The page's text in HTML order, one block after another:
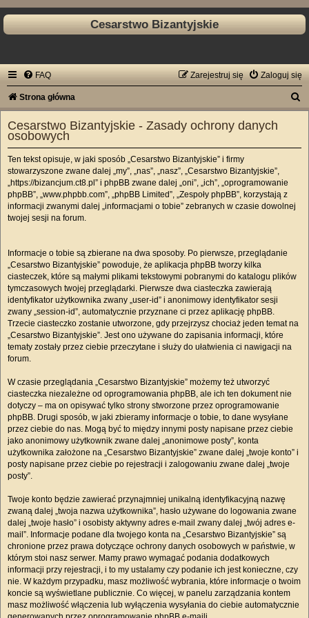
Cesarstwo Bizantyjskie
FAQ Zaloguj się
Zarejestruj się
Strona główna
Cesarstwo Bizantyjskie - Zasady ochrony danych
osobowych
Ten tekst opisuje, w jaki sposób „Cesarstwo Bizantyjskie” i firmy
stowarzyszone zwane dalej „my”, „nas”, „nasz”, „Cesarstwo Bizantyjskie”,
„https://bizancjum.ct8.pl” i phpBB zwane dalej „oni”, „ich”, „oprogramowanie
phpBB”, „www.phpbb.com”, „phpBB Limited”, „Zespoły phpBB”, korzystają z
informacji zwanymi dalej „informacjami o tobie” zebranych w czasie dowolnej
twojej sesji na forum.
Informacje o tobie są zbierane na dwa sposoby. Po pierwsze, przeglądanie
„Cesarstwo Bizantyjskie” powoduje, że aplikacja phpBB tworzy kilka
ciasteczek, które są małymi plikami tekstowymi pobranymi do katalogu plików
tymczasowych twojej przeglądarki. Pierwsze dwa ciasteczka zawierają
identyfikator użytkownika zwany „user-id” i anonimowy identyfikator sesji
zwany „session-id”, automatycznie przyznane ci przez aplikację phpBB.
Trzecie ciasteczko zostanie utworzone, gdy przejrzysz chociaż jeden temat na
„Cesarstwo Bizantyjskie”. Jest ono używane do zapisania informacji, które
tematy zostały przez ciebie przeczytane i służy do ułatwienia ci nawigacji na
forum.
W czasie przeglądania „Cesarstwo Bizantyjskie” możemy też utworzyć
ciasteczka niezależne od oprogramowania phpBB, ale ich ten dokument nie
dotyczy – ma on opisywać tylko strony stworzone przez oprogramowanie
phpBB. Drugi sposób, w jaki zbieramy informacje o tobie, to dane wysyłane
przez ciebie do nas. Mogą być to między innymi posty napisane przez ciebie
jako anonimowy użytkownik zwane dalej „anonimowe posty”, konta
użytkownika założone na „Cesarstwo Bizantyjskie” zwane dalej „twoje konto” i
posty napisane przez ciebie po rejestracji i zalogowaniu zwane dalej „twoje
posty”.
Twoje konto będzie zawierać przynajmniej unikalną identyfikacyjną nazwę
zwaną dalej „twoja nazwa użytkownika”, hasło używane do logowania zwane
dalej „twoje hasło” i osobisty aktywny adres e-mail zwany dalej „twój adres e-
mail”. Informacje podane dla twojego konta na „Cesarstwo Bizantyjskie” są
chronione przez prawa dotyczące ochrony danych osobowych w państwie, w
którym stoi nasz serwer. Mamy prawo wymagać podania dodatkowych
informacji przy rejestracji, i to my ustalamy czy podanie ich jest konieczne, czy
nie. W każdym przypadku, masz możliwość wybrania, które informacje o twoim
koncie są wyświetlane publicznie. Co więcej, w panelu zarządzania kontem
masz możliwość włączenia lub wyłączenia wysyłania do ciebie automatycznie